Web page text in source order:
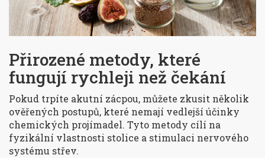
Přirozené metody, které
fungují rychleji než čekání
Pokud trpíte akutní zácpou, můžete zkusit několik
ověřených postupů, které nemají vedlejší účinky
chemických projímadel. Tyto metody cílí na
fyzikální vlastnosti stolice a stimulaci nervového
systému střev.